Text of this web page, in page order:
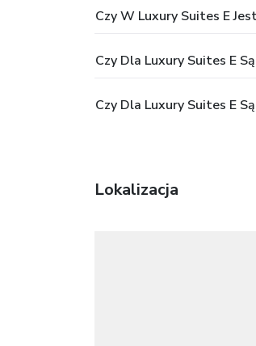
Czy W Luxury Suites E
Czy Dla Luxury Suites E
Czy Dla Luxury Suites E
Lokalizacja